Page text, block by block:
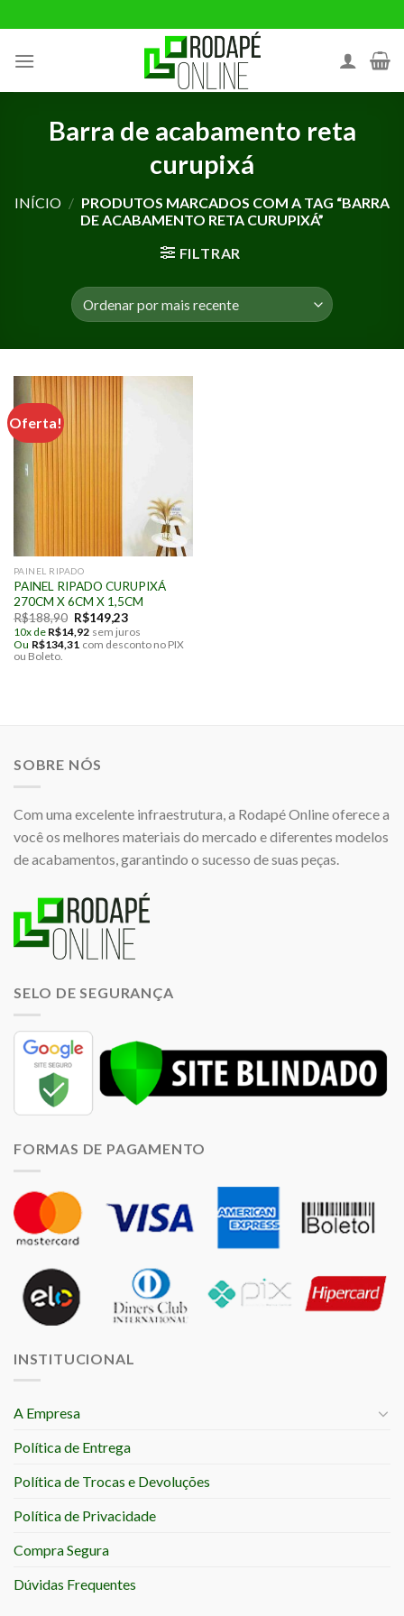
para
Barra de acabamento reta
curupixá
INÍCIO / PRODUTOS MARCADOS COM A TAG “BARRA
DE ACABAMENTO RETA CURUPIXÁ”
FILTRAR
Oferta!
PAINEL RIPADO
PAINEL RIPADO CURUPIXÁ
270CM X 6CM X 1,5CM
R$188,90 O
preço
original
era:
R$149,23O
preço
atual
é:
10x de R$14,92 sem juros
Ou R$134,31 com desconto no PIX
ou Boleto.
SOBRE NÓS
Com uma excelente infraestrutura, a Rodapé Online oferece a
você os melhores materiais do mercado e diferentes modelos
de acabamentos, garantindo o sucesso de suas peças.
SELO DE SEGURANÇA
FORMAS DE PAGAMENTO
INSTITUCIONAL
A Empresa
Política de Entrega
Política de Trocas e Devoluções
Política de Privacidade
Compra Segura
Dúvidas Frequentes